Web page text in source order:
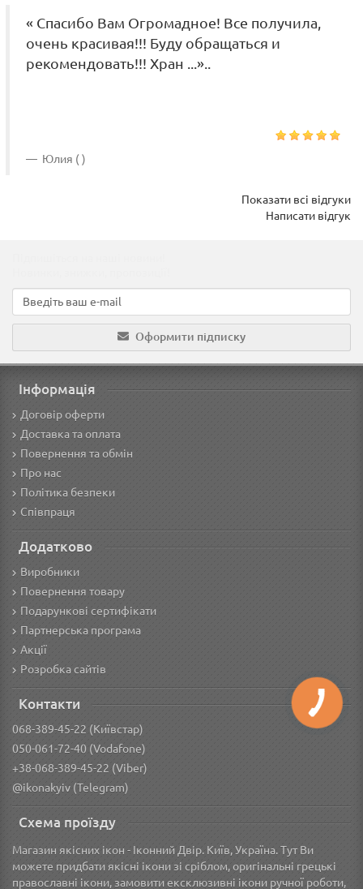
« Спасибо Вам Огромадное! Все получила,
очень красивая!!! Буду обращаться и
рекомендовать!!! Хран ...»..
Юлия ( )
Показати всі відгуки
Написати відгук
Оформити підписку
Інформація
Договір оферти
Доставка та оплата
Повернення та обмін
Про нас
Політика безпеки
Співпраця
Додатково
Виробники
Повернення товару
Подарункові сертифікати
Партнерська програма
Акції
Розробка сайтів
Контакти
068-389-45-22 (Київстар)
050-061-72-40 (Vodafone)
+38-068-389-45-22 (Viber)
@ikonakyiv (Telegram)
Схема проїзду
Магазин якісних ікон - Іконний Двір. Київ, Україна. Тут Ви
можете придбати якісні ікони зі сріблом, оригінальні грецькі
православні ікони, замовити ексклюзивні ікони ручної роботи,